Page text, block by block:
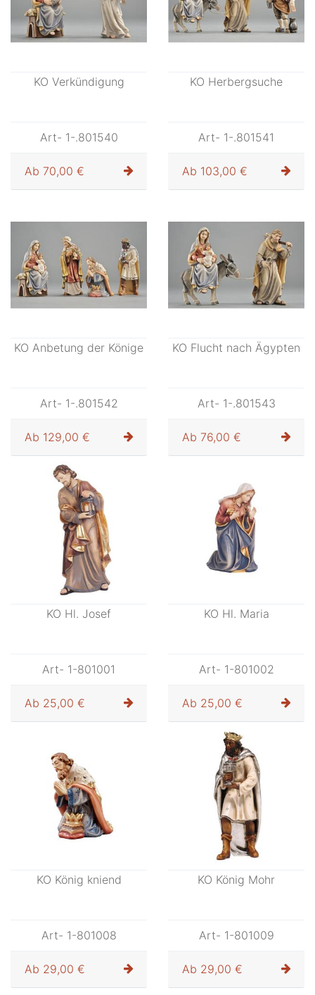
KO Verkündigung
Art- 1-.801540
Ab 70,00 €
KO Herbergsuche
Art- 1-.801541
Ab 103,00 €
KO Anbetung der Könige
Art- 1-.801542
Ab 129,00 €
KO Flucht nach Ägypten
Art- 1-.801543
Ab 76,00 €
KO Hl. Josef
Art- 1-801001
Ab 25,00 €
KO Hl. Maria
Art- 1-801002
Ab 25,00 €
KO König kniend
Art- 1-801008
Ab 29,00 €
KO König Mohr
Art- 1-801009
Ab 29,00 €